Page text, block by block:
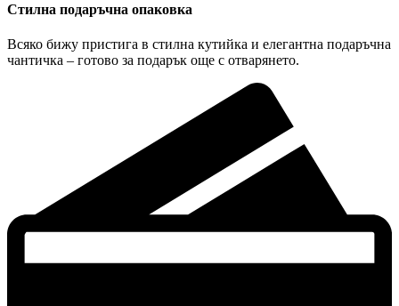
Стилна подаръчна опаковка
Всяко бижу пристига в стилна кутийка и елегантна подаръчна
чантичка – готово за подарък още с отварянето.